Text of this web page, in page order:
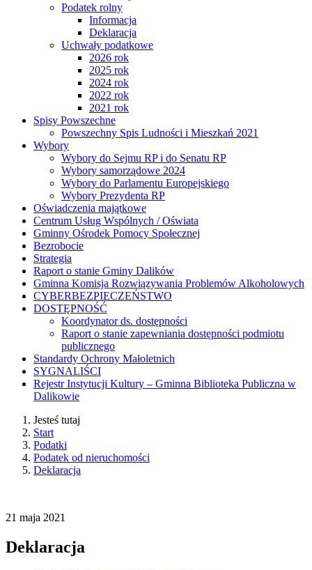
Podatek rolny
Informacja
Deklaracja
Uchwały podatkowe
2026 rok
2025 rok
2024 rok
2022 rok
2021 rok
Spisy Powszechne
Powszechny Spis Ludności i Mieszkań 2021
Wybory
Wybory do Sejmu RP i do Senatu RP
Wybory samorządowe 2024
Wybory do Parlamentu Europejskiego
Wybory Prezydenta RP
Oświadczenia majątkowe
Centrum Usług Wspólnych / Oświata
Gminny Ośrodek Pomocy Społecznej
Bezrobocie
Strategia
Raport o stanie Gminy Dalików
Gminna Komisja Rozwiązywania Problemów Alkoholowych
CYBERBEZPIECZEŃSTWO
DOSTĘPNOŚĆ
Koordynator ds. dostępności
Raport o stanie zapewniania dostępności podmiotu
publicznego
Standardy Ochrony Małoletnich
SYGNALIŚCI
Rejestr Instytucji Kultury – Gminna Biblioteka Publiczna w
Dalikowie
Jesteś tutaj
Start
Podatki
Podatek od nieruchomości
Deklaracja
21 maja 2021
Deklaracja